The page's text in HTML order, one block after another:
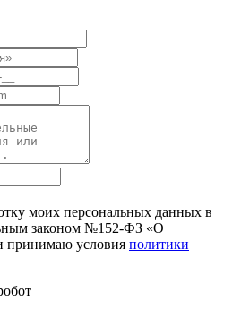
моих персональных данных в
законом №152-ФЗ «О
принимаю условия политики